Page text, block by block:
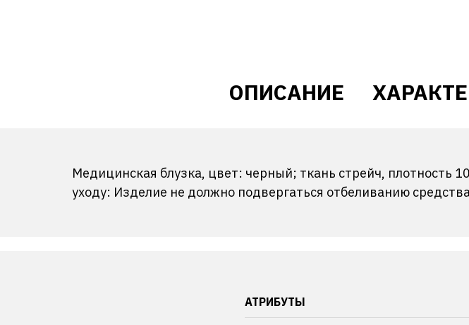
ОПИСАНИЕ
Медицинская блузка, цвет: черный; ткань стрейч, плотность
уходу: Изделие не должно подвергаться отбеливанию
АТРИБУТЫ